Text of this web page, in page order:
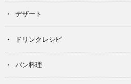
デザート
ドリンクレシピ
パン料理